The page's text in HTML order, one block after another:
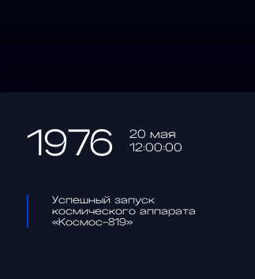
1976
20 мая
12:00:00
Успешный запуск
космического аппарата
«Космос-819»